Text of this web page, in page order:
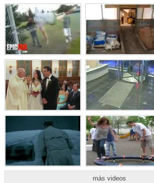
más videos